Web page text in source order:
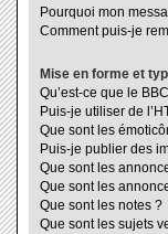
Pourquoi mon
Comment puis-je
Mise en forme et
Qu’est-ce que le
Puis-je utiliser de
Que sont les
Puis-je publier des
Que sont les
Que sont les
Que sont les notes ?
Que sont les sujets